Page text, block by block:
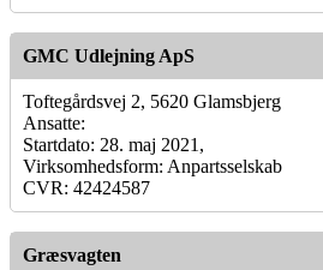
GMC Udlejning ApS
Toftegårdsvej 2, 5620 Glamsbjerg
Ansatte:
Startdato: 28. maj 2021,
Virksomhedsform: Anpartsselskab
CVR: 42424587
Græsvagten